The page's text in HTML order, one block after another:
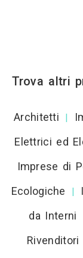
Trova altri
Architetti |
Elettrici ed
Imprese di
Ecologiche
|
da Interni